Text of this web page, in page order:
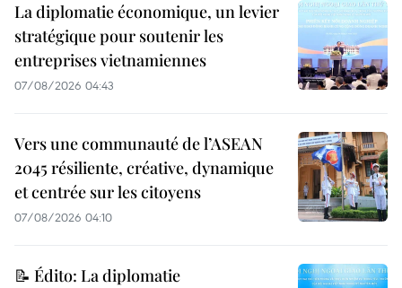
La diplomatie économique, un levier
stratégique pour soutenir les
entreprises vietnamiennes
07/08/2026 04:43
Vers une communauté de l’ASEAN
2045 résiliente, créative, dynamique
et centrée sur les citoyens
07/08/2026 04:10
📝 Édito: La diplomatie